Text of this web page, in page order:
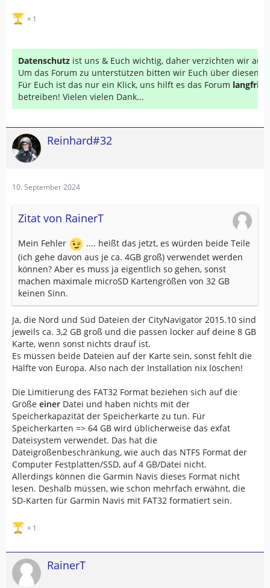
1
Datenschutz ist uns & Euch wichtig, daher verzichten wir auf
Um das Forum zu unterstützen bitten wir Euch über diesen
Für Euch ist das nur ein Klick, uns hilft es das Forum
betreiben! Vielen vielen Dank...
Reinhard#32
10. September 2024
Zitat von RainerT
Mein Fehler
.... heißt das jetzt, es würden beide Teile
(ich gehe davon aus je ca. 4GB groß) verwendet werden
können? Aber es muss ja eigentlich so gehen, sonst
machen maximale microSD Kartengrößen von 32 GB
keinen Sinn.
Ja, die Nord und Süd Dateien der CityNavigator 2015.10 sind
jeweils ca. 3,2 GB groß und die passen locker auf deine 8 GB
Karte, wenn sonst nichts drauf ist.
Es müssen beide Dateien auf der Karte sein, sonst fehlt die
Hälfte von Europa. Also nach der Installation nix löschen!
Die Limitierung des FAT32 Format beziehen sich auf die
Größe einer Datei und haben nichts mit der
Speicherkapazität der Speicherkarte zu tun. Für
Speicherkarten => 64 GB wird üblicherweise das exfat
Dateisystem verwendet. Das hat die
Dateigrößenbeschränkung, wie auch das NTFS Format der
Computer Festplatten/SSD, auf 4 GB/Datei nicht.
Allerdings können die Garmin Navis dieses Format nicht
lesen. Deshalb müssen, wie schon mehrfach erwähnt, die
SD-Karten für Garmin Navis mit FAT32 formatiert sein.
1
RainerT